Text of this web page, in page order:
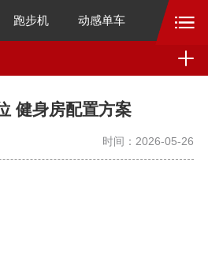
跑步机 动感单车
健身房配置方案
时间：2026-05-26